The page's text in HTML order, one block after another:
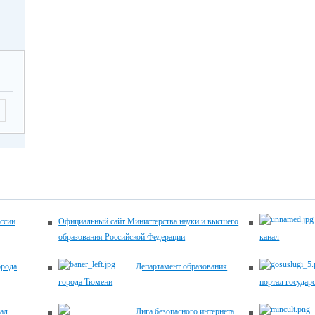
Александровна,
заместитель
Официальный сайт Министерства науки и высшего
образования Российской Федерации
канал
Департамент образования
города Тюмени
портал
Лига безопасного интернета